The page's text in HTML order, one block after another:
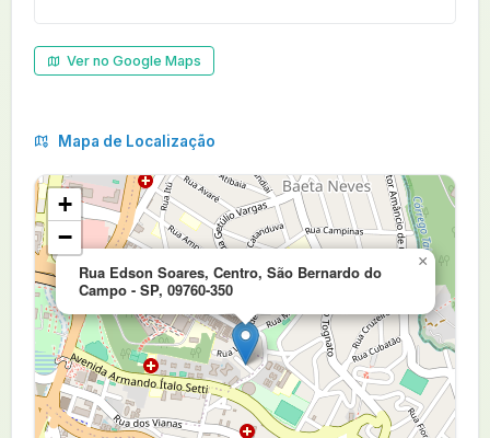
Ver no Google Maps
Mapa de Localização
Rua Edson Soares, Centro, São Bernardo do
Campo - SP, 09760-350
×
+
−